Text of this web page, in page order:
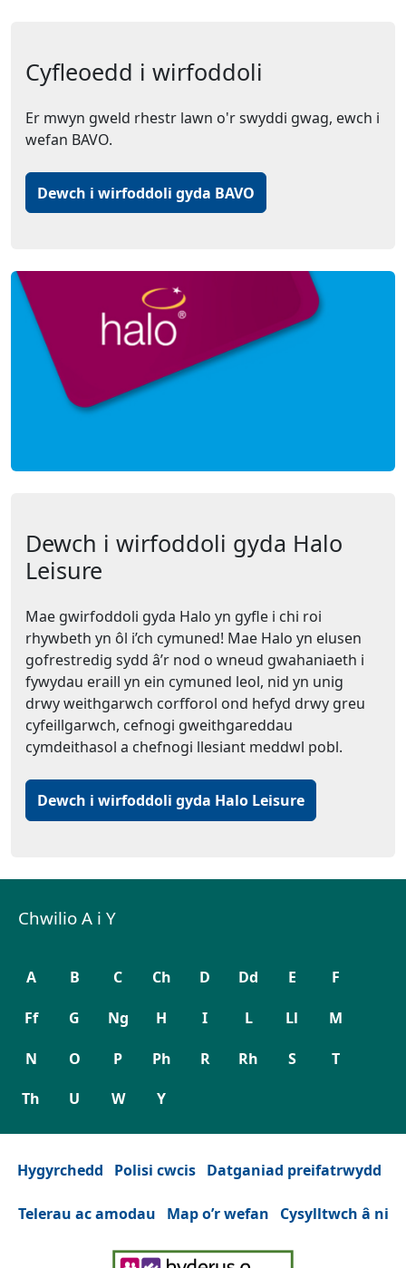
Cyfleoedd i wirfoddoli
Er mwyn gweld rhestr lawn o'r swyddi gwag, ewch i
wefan BAVO.
Dewch i wirfoddoli gyda BAVO
Dewch i wirfoddoli gyda Halo
Leisure
Mae gwirfoddoli gyda Halo yn gyfle i chi roi
rhywbeth yn ôl i’ch cymuned! Mae Halo yn elusen
gofrestredig sydd â’r nod o wneud gwahaniaeth i
fywydau eraill yn ein cymuned leol, nid yn unig
drwy weithgarwch corfforol ond hefyd drwy greu
cyfeillgarwch, cefnogi gweithgareddau
cymdeithasol a chefnogi llesiant meddwl pobl.
Dewch i wirfoddoli gyda Halo Leisure
Chwilio A i Y
A B C Ch D Dd E F
Ff G Ng H I L Ll M
N O P Ph R Rh S T
Th U W Y
Hygyrchedd Polisi cwcis Datganiad preifatrwydd
Telerau ac amodau Map o’r wefan Cysylltwch â ni